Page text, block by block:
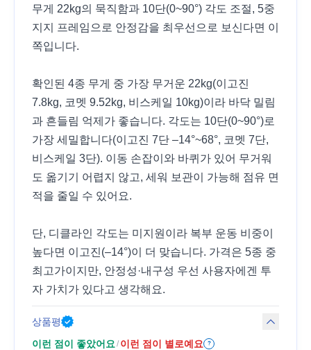
무게 22kg의 묵직함과 10단(0~90°) 각도 조절, 5중
지지 프레임으로 안정감을 최우선으로 보신다면 이
쪽입니다.
확인된 4종 무게 중 가장 무거운 22kg(이고진
7.8kg, 코멧 9.52kg, 비스케일 10kg)이라 바닥 밀림
과 흔들림 억제가 좋습니다. 각도는 10단(0~90°)로
가장 세밀합니다(이고진 7단 –14°~68°, 코멧 7단,
비스케일 3단). 이동 손잡이와 바퀴가 있어 무거워
도 옮기기 어렵지 않고, 세워 보관이 가능해 점유 면
적을 줄일 수 있어요.
단, 디클라인 각도는 미지원이라 복부 운동 비중이
높다면 이고진(–14°)이 더 맞습니다. 가격은 5종 중
최고가이지만, 안정성·내구성 우선 사용자에겐 투
자 가치가 있다고 생각해요.
상품평
이런 점이 좋았어요 / 이런 점이 별로예요 ?